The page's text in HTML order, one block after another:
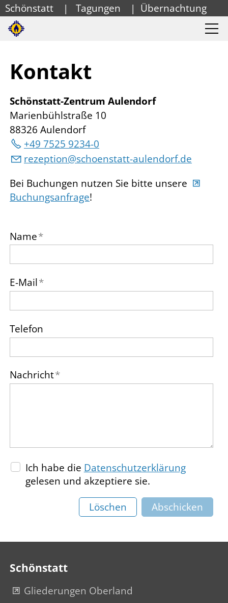
Schönstatt | Tagungen | Übernachtung
Kontakt
Schönstatt-Zentrum Aulendorf
Marienbühlstraße 10
88326 Aulendorf
+49 7525 9234-0
r z pt n sch nst tt- l nd rf d
Bei Buchungen nutzen Sie bitte unsere
Buchungsanfrage!
Name*
E-Mail*
Telefon
Nachricht*
Ich habe die Datenschutzerklärung
gelesen und akzeptiere sie.
Löschen
Abschicken
Schönstatt
Gliederungen Oberland